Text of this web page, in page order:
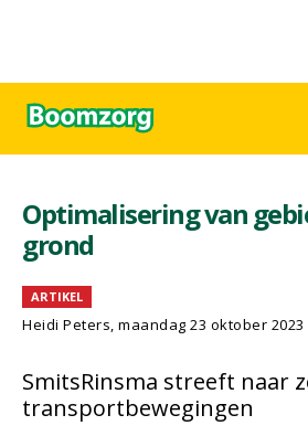
Optimalisering van
grond
ARTIKEL
Heidi Peters, maandag 23 oktober 2023
SmitsRinsma streeft naar
transportbewegingen